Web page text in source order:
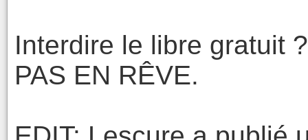
Interdire le libre gratuit
PAS EN RÊVE.